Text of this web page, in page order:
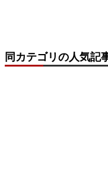
同カテゴリの人気記